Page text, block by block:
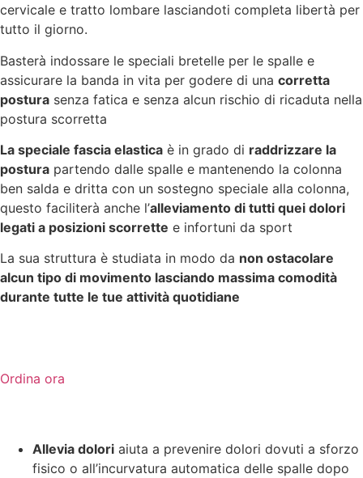
cervicale e tratto lombare lasciandoti completa libertà per
tutto il giorno.
Basterà indossare le speciali bretelle per le spalle e
assicurare la banda in vita per godere di una corretta
postura senza fatica e senza alcun rischio di ricaduta nella
postura scorretta
La speciale fascia elastica è in grado di raddrizzare la
postura partendo dalle spalle e mantenendo la colonna
ben salda e dritta con un sostegno speciale alla colonna,
questo faciliterà anche l’alleviamento di tutti quei dolori
legati a posizioni scorrette e infortuni da sport
La sua struttura è studiata in modo da non ostacolare
alcun tipo di movimento lasciando massima comodità
durante tutte le tue attività quotidiane
Ordina ora
Allevia dolori aiuta a prevenire dolori dovuti a sforzo
fisico o all’incurvatura automatica delle spalle dopo